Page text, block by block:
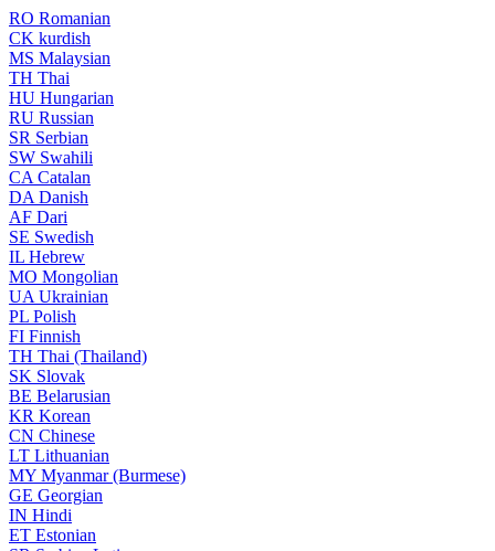
RO Romanian
CK kurdish
MS Malaysian
TH Thai
HU Hungarian
RU Russian
SR Serbian
SW Swahili
CA Catalan
DA Danish
AF Dari
SE Swedish
IL Hebrew
MO Mongolian
UA Ukrainian
PL Polish
FI Finnish
TH Thai (Thailand)
SK Slovak
BE Belarusian
KR Korean
CN Chinese
LT Lithuanian
MY Myanmar (Burmese)
GE Georgian
IN Hindi
ET Estonian